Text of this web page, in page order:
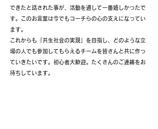
できたと話された事が、活動を通して一番嬉しかったで
す。このお言葉は今でもコーチらの心の支えになってい
ます。
これからも「共生社会の実現」を目指し、どのような立
場の人でも参加してもらえるチームを皆さんと共に作っ
ていきたいです。初心者大歓迎。たくさんのご連絡をお
待ちしています。